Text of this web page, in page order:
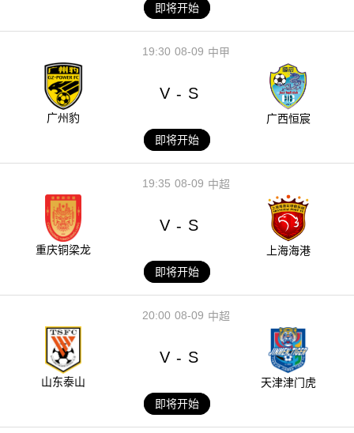
即将开始
08-09
19:30 中甲
广州豹
V - S
广西恒宸
即将开始
08-09
19:35 中超
重庆铜梁龙
V - S
上海海港
即将开始
08-09
20:00 中超
山东泰山
V - S
天津津门虎
即将开始